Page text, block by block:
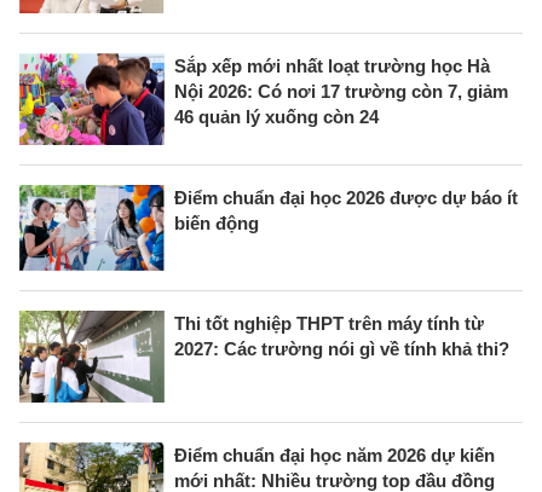
Sắp xếp mới nhất loạt trường học Hà
Nội 2026: Có nơi 17 trường còn 7, giảm
46 quản lý xuống còn 24
Điểm chuẩn đại học 2026 được dự báo ít
biến động
Thi tốt nghiệp THPT trên máy tính từ
2027: Các trường nói gì về tính khả thi?
Điểm chuẩn đại học năm 2026 dự kiến
mới nhất: Nhiều trường top đầu đồng